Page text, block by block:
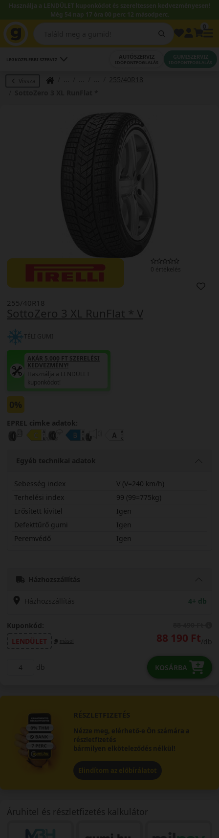
Használja a LENDÜLET kuponkódot és szereltessen kedvezményesen!
Még 54 nap 17 óra 00 perc 11 másodperc.
LEGKÖZELEBBI SZERVIZ AUTÓSZERVIZ
IDŐPONTFOGLALÁS
GUMISZERVIZ
IDŐPONTFOGLALÁS
Vissza
255/40R18
0 értékelés
SottoZero 3 XL RunFlat * V
255/40R18
TÉLI GUMI
AKÁR 5.000 FT SZERELÉSI
KEDVEZMÉNY!
Használja a LENDÜLET
kuponkódot!
0%
EPREL cimke adatok:
Egyéb technikai adatok
Sebesség index
V (V=240 km/h)
Terhelési index
99 (99=775kg)
Erősített kivitel
Igen
Defekttűrő gumi
Igen
Peremvédő
Igen
Házhozszállítás
Házhozszállítás 4+ db
Kuponkód:
LENDÜLET
másol 88 190 Ft/db
db KOSÁRBA
RÉSZLETFIZETÉS
Nézze meg, elérhető-e Ön számára a
részletfizetés
bármilyen elköteleződés nélkül!
Elindítom az előbírálatot
Áruhitel és részletfizetés kalkulátor